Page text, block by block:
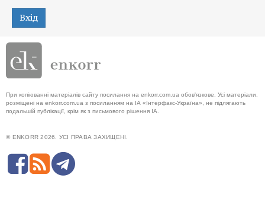
Вхід
При копіюванні матеріалів сайту посилання на enkorr.com.ua обов'язкове. Усі матеріали,
розміщені на enkorr.com.ua з посиланням на ІА «Інтерфакс-Україна», не підлягають
подальшій публікації, крім як з письмового рішення ІА.
© ENKORR 2026. УСІ ПРАВА ЗАХИЩЕНІ.